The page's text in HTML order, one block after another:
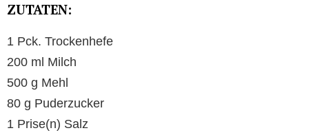
ZUTATEN:
1 Pck. Trockenhefe
200 ml Milch
500 g Mehl
80 g Puderzucker
1 Prise(n) Salz